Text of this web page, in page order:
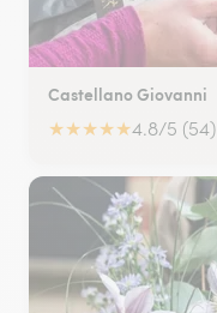
Castellano Giovanni
★★★★★4.8/5 (54)